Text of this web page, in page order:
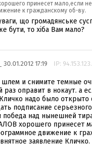
принесет мало,если не
к гражданскому об-ву.
що громадянське
бути, то хіба Вам мало?
_ 30.01.2012 17:19 IP:
и снимите темные
оправит в нокаут. а
надо было открыто
подписание
победа над нынешней
хорошего принесет
движение к
заявление Кличко.